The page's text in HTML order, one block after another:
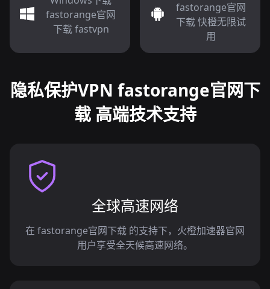
fastorange官网
下载 fastvpn
fastorange官网
下载 快橙无限试
用
隐私保护VPN fastorange官网下
载 高端技术支持
全球高速网络
在 fastorange官网下载 的支持下，火橙加速器官网
用户享受全天候高速网络。